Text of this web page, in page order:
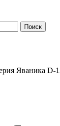
Поиск
Яваника D-